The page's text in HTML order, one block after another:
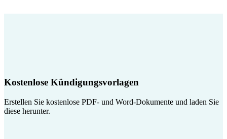
Kostenlose Kündigungsvorlagen
Erstellen Sie kostenlose PDF- und Word-Dokumente und laden Sie
diese herunter.